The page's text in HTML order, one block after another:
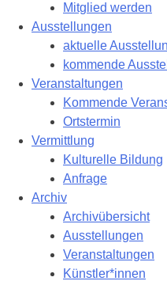
Mitglied werden
Ausstellungen
aktuelle
kommende
Veranstaltungen
Kommende
Ortstermin
Vermittlung
Kulturelle Bildung
Anfrage
Archiv
Archivübersicht
Ausstellungen
Veranstaltungen
Künstler*innen